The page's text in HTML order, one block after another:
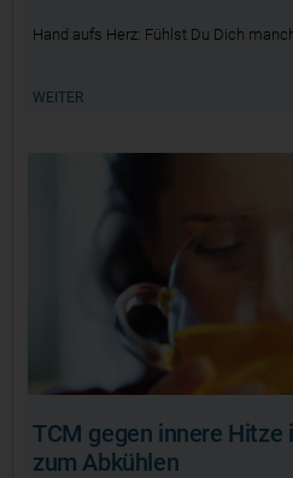
Hand aufs Herz: Fühlst Du Dich
WEITER
TCM gegen innere Hitze
zum Abkühlen